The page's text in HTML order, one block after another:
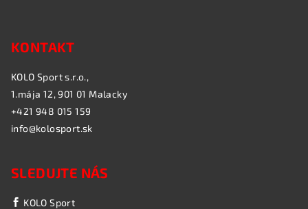
KONTAKT
KOLO Sport s.r.o.,
1.mája 12, 901 01 Malacky
+421 948 015 159
info@kolosport.sk
SLEDUJTE NÁS
KOLO Sport